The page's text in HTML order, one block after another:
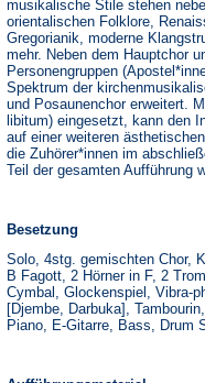
musikalische Stile stehen
orientalischen Folklore,
Gregorianik, moderne
mehr. Neben dem Hauptchor
Personengruppen
Spektrum der
und Posaunenchor erweitert.
libitum) eingesetzt, kann den
auf einer weiteren
die Zuhörer*innen im
Teil der gesamten Aufführung
Besetzung
Solo, 4stg. gemischten Chor,
B Fagott, 2 Hörner in F, 2
Cymbal, Glockenspiel, Vibra-
[Djembe, Darbuka],
Piano, E-Gitarre, Bass, Drum